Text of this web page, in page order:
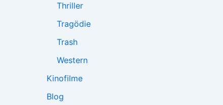
Thriller
Tragödie
Trash
Western
Kinofilme
Blog